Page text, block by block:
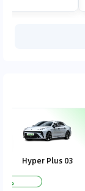
03 Hyper Plus